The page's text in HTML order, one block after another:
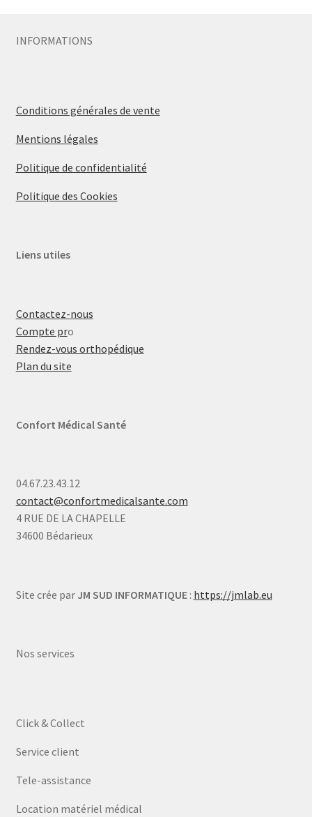
INFORMATIONS
Conditions générales de vente
Mentions légales
Politique de confidentialité
Politique des Cookies
Liens utiles
Contactez-nous
Compte pro
Rendez-vous orthopédique
Plan du site
Confort Médical Santé
04.67.23.43.12
contact@confortmedicalsante.com
4 RUE DE LA CHAPELLE
34600 Bédarieux
Site crée par JM SUD INFORMATIQUE: https://jmlab.eu
Nos services
Click & Collect
Service client
Tele-assistance
Location matériel médical